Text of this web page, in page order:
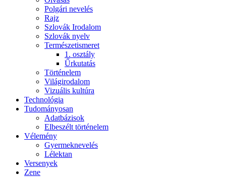
Polgári nevelés
Rajz
Szlovák Irodalom
Szlovák nyelv
Természetismeret
1. osztály
Űrkutatás
Történelem
Világirodalom
Vizuális kultúra
Technológia
Tudományosan
Adatbázisok
Elbeszélt történelem
Vélemény
Gyermeknevelés
Lélektan
Versenyek
Zene